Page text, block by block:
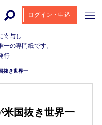
寄与し
一の専門紙です。
行
ログイン・申込
抜き世界一
国抜き世界一